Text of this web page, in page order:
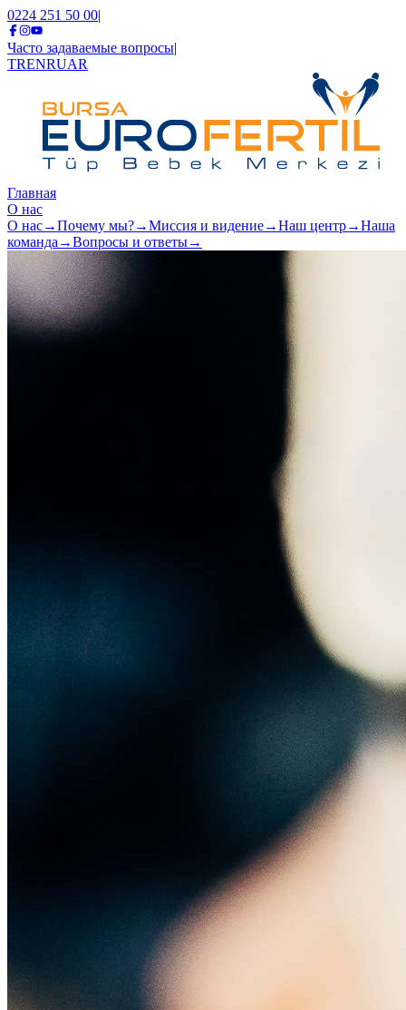
0224 251 50 00|
Часто задаваемые вопросы|
TRENRUAR
Главная
О нас
О нас→Почему мы?→Миссия и видение→Наш центр→Наша
команда →Вопросы и ответы→